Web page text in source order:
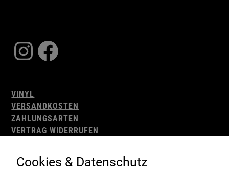
Instagram
Facebook
VINYL
VERSANDKOSTEN
ZAHLUNGSARTEN
VERTRAG WIDERRUFEN
WIDERRUFSBELEHRUNG
IMPRESSUM
Cookies & Datenschutz